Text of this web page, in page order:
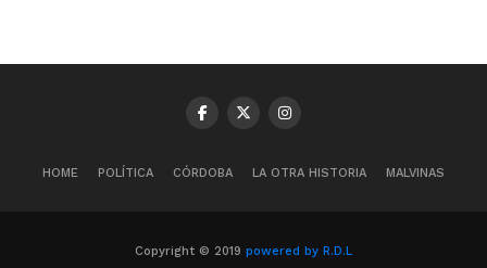
HOME POLÍTICA CÓRDOBA LA OTRA HISTORIA MALVINAS
Copyright © 2019 powered by R.D.L